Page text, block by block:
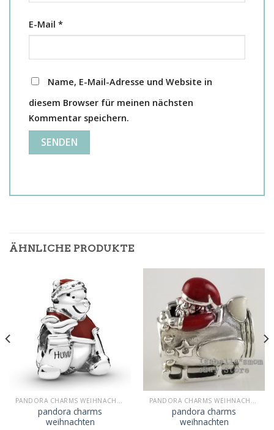
E-Mail *
Name, E-Mail-Adresse und Website in
diesem Browser für meinen nächsten
Kommentar speichern.
ÄHNLICHE PRODUKTE
PANDORA CHARMS WEIHNACHTEN
pandora charms
weihnachten
PANDORA CHARMS WEIHNACHTEN
pandora charms
weihnachten